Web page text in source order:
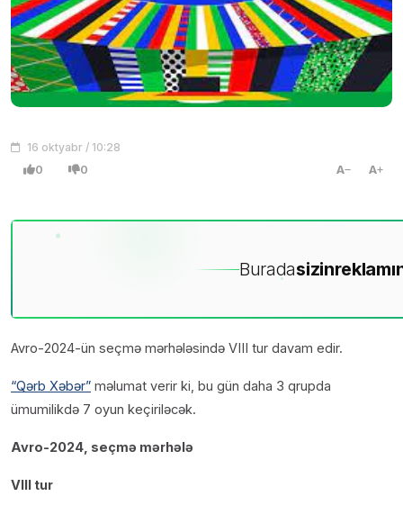
16 oktyabr / 10:28
0 0 A A
Buradasizin
Avro-2024-ün seçmə mərhələsində VIII tur davam edir.
“Qərb Xəbər” məlumat verir ki, bu gün daha 3 qrupda
ümumilikdə 7 oyun keçiriləcək.
Avro-2024, seçmə mərhələ
VIII tur